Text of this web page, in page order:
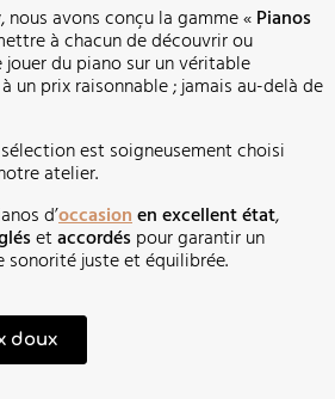
, nous avons conçu la gamme «Pianos
à chacun de découvrir ou
du piano sur un véritable
un prix raisonnable ; jamais au-delà de
est soigneusement choisi
atelier.
d’occasionen excellent état,
etaccordéspour garantir un
sonorité juste et équilibrée.
doux